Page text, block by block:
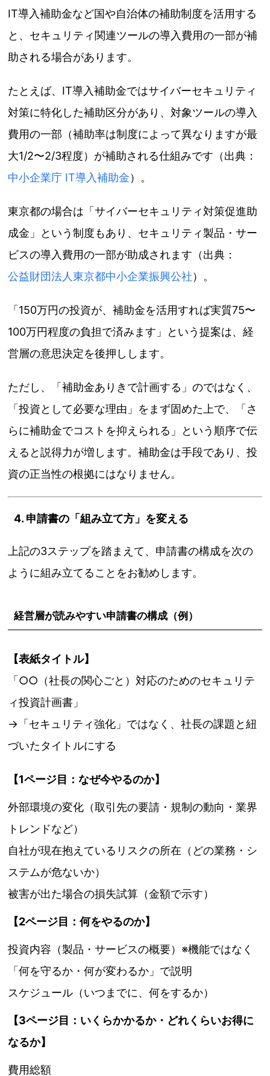
IT導入補助金など国や自治体の補助制度を活用する
と、セキュリティ関連ツールの導入費用の一部が補
助される場合があります。
たとえば、IT導入補助金ではサイバーセキュリティ
対策に特化した補助区分があり、対象ツールの導入
費用の一部（補助率は制度によって異なりますが最
大1/2〜2/3程度）が補助される仕組みです（出典：
中小企業庁 IT導入補助金）。
東京都の場合は「サイバーセキュリティ対策促進助
成金」という制度もあり、セキュリティ製品・サー
ビスの導入費用の一部が助成されます（出典：
公益財団法人東京都中小企業振興公社）。
「150万円の投資が、補助金を活用すれば実質75〜
100万円程度の負担で済みます」という提案は、経
営層の意思決定を後押しします。
ただし、「補助金ありきで計画する」のではなく、
「投資として必要な理由」をまず固めた上で、「さ
らに補助金でコストを抑えられる」という順序で伝
えると説得力が増します。補助金は手段であり、投
資の正当性の根拠にはなりません。
4. 申請書の「組み立て方」を変える
上記の3ステップを踏まえて、申請書の構成を次の
ように組み立てることをお勧めします。
経営層が読みやすい申請書の構成（例）
【表紙タイトル】
「○○（社長の関心ごと）対応のためのセキュリテ
ィ投資計画書」
→「セキュリティ強化」ではなく、社長の課題と紐
づいたタイトルにする
【1ページ目：なぜ今やるのか】
外部環境の変化（取引先の要請・規制の動向・業界
トレンドなど）
自社が現在抱えているリスクの所在（どの業務・シ
ステムが危ないか）
被害が出た場合の損失試算（金額で示す）
【2ページ目：何をやるのか】
投資内容（製品・サービスの概要）※機能ではなく
「何を守るか・何が変わるか」で説明
スケジュール（いつまでに、何をするか）
【3ページ目：いくらかかるか・どれくらいお得に
なるか】
費用総額